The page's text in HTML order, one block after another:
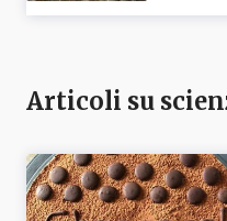
Articoli su